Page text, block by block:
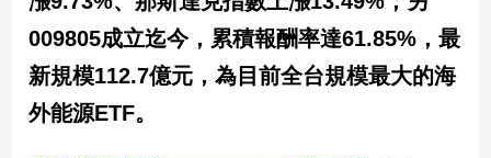
009805成立迄今，累積報酬率達61.85%，最
新規模112.7億元，為目前全台規模最大的海
外能源ETF。